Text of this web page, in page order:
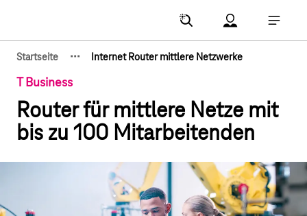
Account Menu
Startseite ··· Internet Router mittlere Netzwerke
T Business
Router für mittlere Netze mit
bis zu 100 Mitarbeitenden